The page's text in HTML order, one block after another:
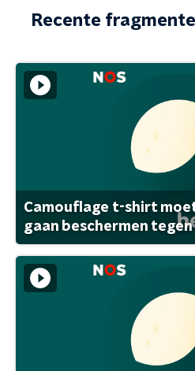
Recente
Camouflage t-shirt
gaan beschermen tegen